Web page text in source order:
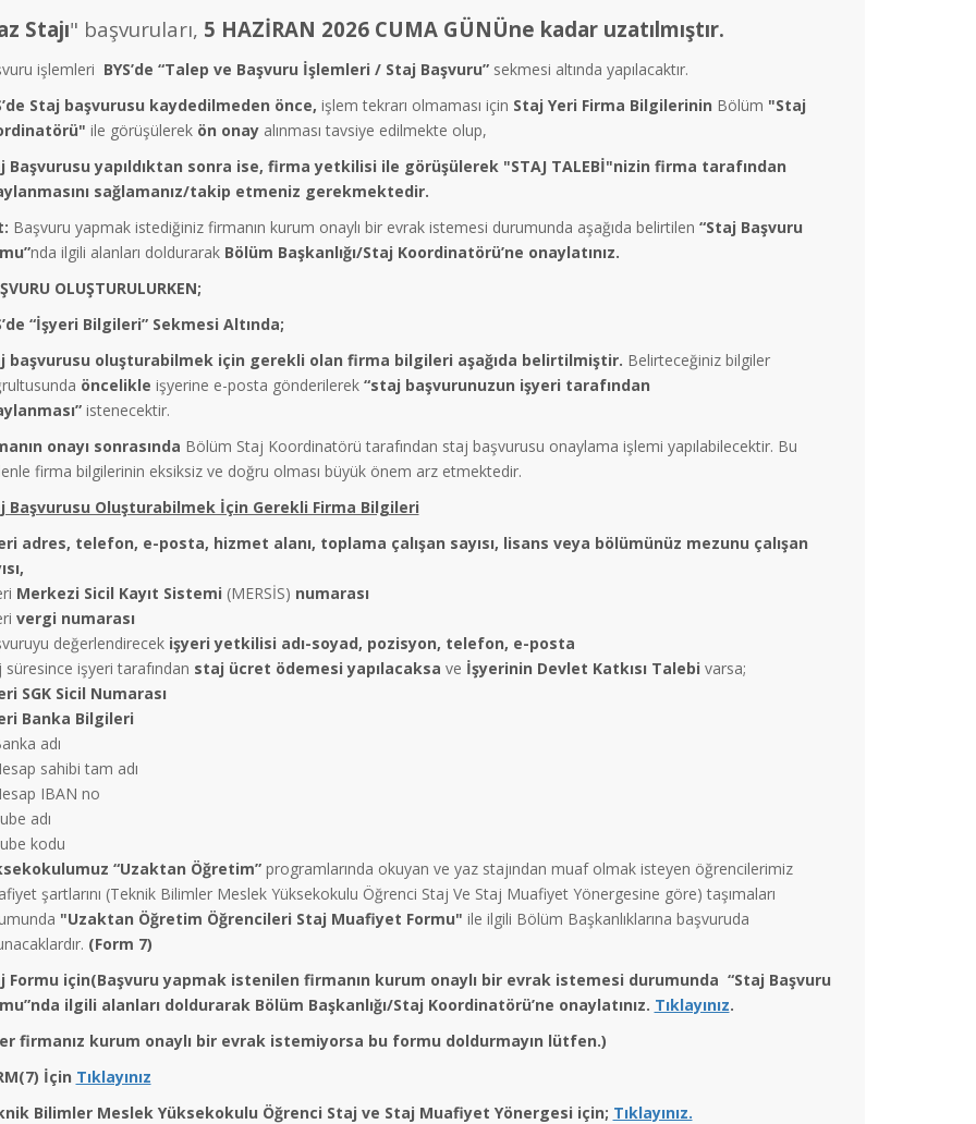
Stajı" başvuruları, 5 HAZİRAN 2026 CUMA GÜNÜne kadar uzatılmıştır.
işlemleri BYS’de “Talep ve Başvuru İşlemleri / Staj Başvuru” sekmesi altında yapılacaktır.
Staj başvurusu kaydedilmeden önce, işlem tekrarı olmaması için Staj Yeri Firma Bilgilerinin Bölüm "Staj
ile görüşülerek ön onayalınması tavsiye edilmekte olup,
Başvurusu yapıldıktan sonra ise, firma yetkilisi ile görüşülerek "STAJ TALEBİ"nizin firma tarafından
sağlamanız/takip etmeniz gerekmektedir.
Başvuru yapmak istediğiniz firmanın kurum onaylı bir evrak istemesi durumunda aşağıda belirtilen “Staj Başvuru
nda ilgili alanları doldurarakBölüm Başkanlığı/Staj Koordinatörü’ne onaylatınız.
OLUŞTURULURKEN;
“İşyeri Bilgileri” Sekmesi Altında;
başvurusu oluşturabilmek için gerekli olan firma bilgileri aşağıda belirtilmiştir. Belirteceğiniz bilgiler
öncelikle işyerine e-posta gönderilerek “staj başvurunuzun işyeri tarafından
istenecektir.
onayı sonrasında Bölüm Staj Koordinatörü tarafından staj başvurusu onaylama işlemi yapılabilecektir. Bu
firma bilgilerinin eksiksiz ve doğru olması büyük önem arz etmektedir.
Başvurusu Oluşturabilmek İçin Gerekli Firma Bilgileri
adres, telefon, e-posta, hizmet alanı, toplama çalışan sayısı, lisans veya bölümünüz mezunu çalışan
Merkezi Sicil Kayıt Sistemi (MERSİS) numarası
vergi numarası
değerlendirecek işyeri yetkilisi adı-soyad, pozisyon, telefon, e-posta
süresince işyeri tarafından staj ücret ödemesi yapılacaksa ve İşyerinin Devlet Katkısı Talebi varsa;
SGK Sicil Numarası
Banka Bilgileri
adı
sahibi tam adı
IBAN no
adı
kodu
“Uzaktan Öğretim”programlarında okuyan ve yaz stajından muaf olmak isteyen öğrencilerimiz
şartlarını (Teknik Bilimler Meslek Yüksekokulu Öğrenci Staj Ve Staj Muafiyet Yönergesine göre) taşımaları
"Uzaktan Öğretim Öğrencileri Staj Muafiyet Formu" ile ilgili Bölüm Başkanlıklarına başvuruda
(Form 7)
Formu için(Başvuru yapmak istenilen firmanın kurum onaylı bir evrak istemesi durumunda “Staj Başvuru
ilgili alanları doldurarak Bölüm Başkanlığı/Staj Koordinatörü’ne onaylatınız. Tıklayınız.
firmanız kurum onaylı bir evrak istemiyorsa bu formu doldurmayın lütfen.)
İçin Tıklayınız
Bilimler Meslek Yüksekokulu Öğrenci Staj ve Staj Muafiyet Yönergesi için; Tıklayınız.